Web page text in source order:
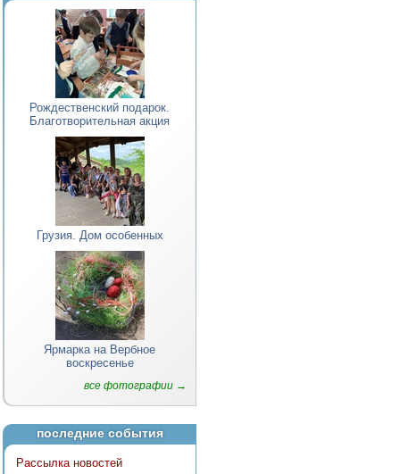
Рождественский подарок.
Благотворительная акция
Грузия. Дом особенных
Ярмарка на Вербное
воскресенье
все фотографии →
последние события
Рассылка новостей